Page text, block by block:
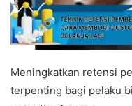
Meningkatkan retensi
terpenting bagi pelaku